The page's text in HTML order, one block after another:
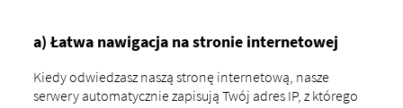
a) Łatwa nawigacja na stronie internetowej
Kiedy odwiedzasz naszą stronę internetową, nasze
serwery automatycznie zapisują Twój adres IP, z którego